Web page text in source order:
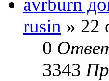
avrburn
rusin » 22
0
3343